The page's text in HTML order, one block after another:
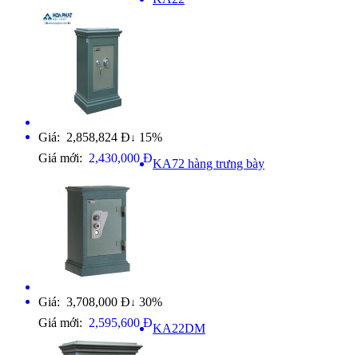
Giá: 2,858,824 Đ ↓ 15%
Giá mới: 2,430,000 ĐKA72 hàng trưng bày
Giá: 3,708,000 Đ ↓ 30%
Giá mới: 2,595,600 ĐKA22DM